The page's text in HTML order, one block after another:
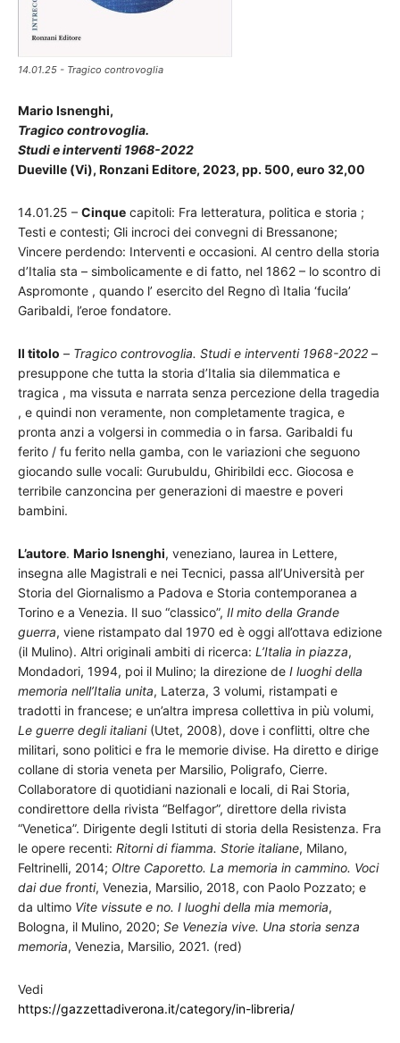
14.01.25 - Tragico controvoglia
Mario Isnenghi,
Tragico controvoglia.
Studi e interventi 1968-2022
Dueville (Vi), Ronzani Editore, 2023, pp. 500, euro 32,00
14.01.25 – Cinque capitoli: Fra letteratura, politica e storia ;
Testi e contesti; Gli incroci dei convegni di Bressanone;
Vincere perdendo: Interventi e occasioni. Al centro della storia
d’Italia sta – simbolicamente e di fatto, nel 1862 – lo scontro di
Aspromonte , quando l’ esercito del Regno dì Italia ‘fucila’
Garibaldi, l’eroe fondatore.
Il titolo – Tragico controvoglia. Studi e interventi 1968-2022 –
presuppone che tutta la storia d’Italia sia dilemmatica e
tragica , ma vissuta e narrata senza percezione della tragedia
, e quindi non veramente, non completamente tragica, e
pronta anzi a volgersi in commedia o in farsa. Garibaldi fu
ferito / fu ferito nella gamba, con le variazioni che seguono
giocando sulle vocali: Gurubuldu, Ghiribildi ecc. Giocosa e
terribile canzoncina per generazioni di maestre e poveri
bambini.
L’autore. Mario Isnenghi, veneziano, laurea in Lettere,
insegna alle Magistrali e nei Tecnici, passa all’Università per
Storia del Giornalismo a Padova e Storia contemporanea a
Torino e a Venezia. Il suo “classico”, Il mito della Grande
guerra, viene ristampato dal 1970 ed è oggi all’ottava edizione
(il Mulino). Altri originali ambiti di ricerca: L’Italia in piazza,
Mondadori, 1994, poi il Mulino; la direzione de I luoghi della
memoria nell’Italia unita, Laterza, 3 volumi, ristampati e
tradotti in francese; e un’altra impresa collettiva in più volumi,
Le guerre degli italiani(Utet, 2008), dove i conflitti, oltre che
militari, sono politici e fra le memorie divise. Ha diretto e dirige
collane di storia veneta per Marsilio, Poligrafo, Cierre.
Collaboratore di quotidiani nazionali e locali, di Rai Storia,
condirettore della rivista “Belfagor”, direttore della rivista
“Venetica”. Dirigente degli Istituti di storia della Resistenza. Fra
le opere recenti: Ritorni di fiamma. Storie italiane, Milano,
Feltrinelli, 2014; Oltre Caporetto. La memoria in cammino. Voci
dai due fronti, Venezia, Marsilio, 2018, con Paolo Pozzato; e
da ultimo Vite vissute e no. I luoghi della mia memoria,
Bologna, il Mulino, 2020; Se Venezia vive. Una storia senza
memoria, Venezia, Marsilio, 2021. (red)
Vedi
https://gazzettadiverona.it/category/in-libreria/